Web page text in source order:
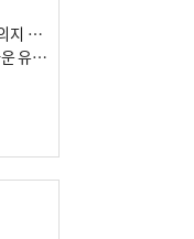
與가 막은 ‘산은 부산행’…전재수 강력한 의지 표명 없인 공염불
田 “장금상선도 설득중”…해운기업 ‘톱다운 유치전’ 가속
구·군 승진 축하화분 관행 없애자니 소상공인 울상